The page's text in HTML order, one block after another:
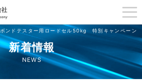
新着情報
NEWS
ボンドテスター用ロードセル50kg 特別キャンペーン